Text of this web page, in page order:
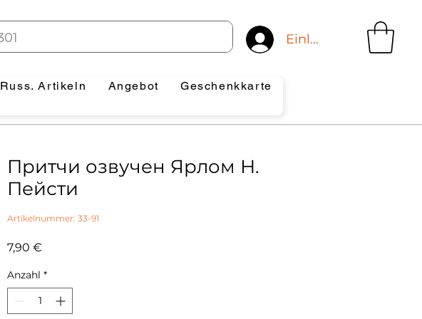
Einloggen
Russ. Artikeln Angebot
Geschenkkarte
Притчи озвучен Ярлом Н.
Пейсти
Artikelnummer: 33-91
7,90 €
Anzahl *